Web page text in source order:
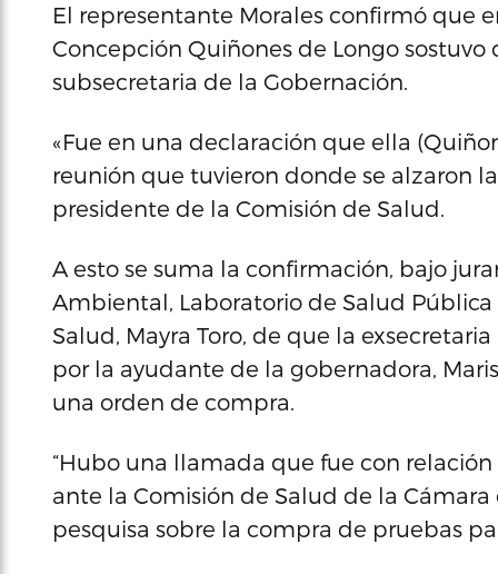
El representante Morales confirmó que
Concepción Quiñones de Longo
subsecretaria de la Gobernación.
«Fue en una declaración que ella
reunión que tuvieron donde se alzaron
presidente de la Comisión de Salud.
A esto se suma la confirmación, bajo
Ambiental, Laboratorio de Salud
Salud, Mayra Toro, de que la
por la ayudante de la gobernadora,
una orden de compra.
“Hubo una llamada que fue con
ante la Comisión de Salud de la
pesquisa sobre la compra de pruebas